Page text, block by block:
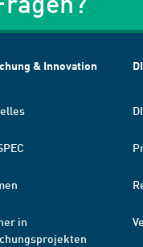
& Innovation
in